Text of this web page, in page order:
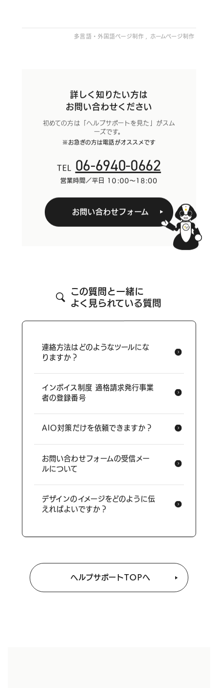
多言語・外国語ページ制作 ホームページ制作
詳しく知りたい方は
お問い合わせください
初めての方は「ヘルプサポートを見た」がスム
ーズです。
※お急ぎの方は電話がオススメです
TEL 06-6940-0662
営業時間／平日 10:00～18:00
お問い合わせフォーム
この質問と一緒に
よく見られている質問
連絡方法はどのようなツールにな
りますか？
インボイス制度 適格請求発行事業
者の登録番号
AIO対策だけを依頼できますか？
お問い合わせフォームの受信メー
ルについて
デザインのイメージをどのように伝
えればよいですか？
ヘルプサポートTOPへ